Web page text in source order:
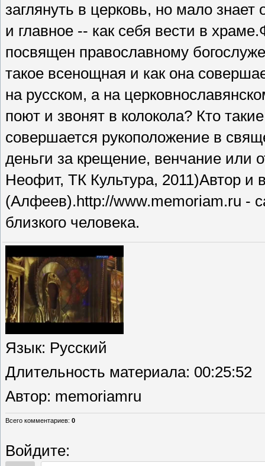
заглянуть в церковь, но мало
и главное -- как себя вести в
посвящен православному
такое всенощная и как она
на русском, а на
поют и звонят в колокола? Кто
совершается рукоположение в
деньги за крещение, венчание или
Неофит, ТК Культура, 2011)Автор
(Алфеев).http://www.memoriam.ru -
близкого человека.
Язык: Русский
Длительность материала: 00:25:52
Автор: memoriamru
Всего комментариев: 0
Войдите: